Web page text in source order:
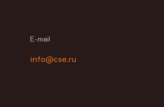
E-mail
info@cse.ru